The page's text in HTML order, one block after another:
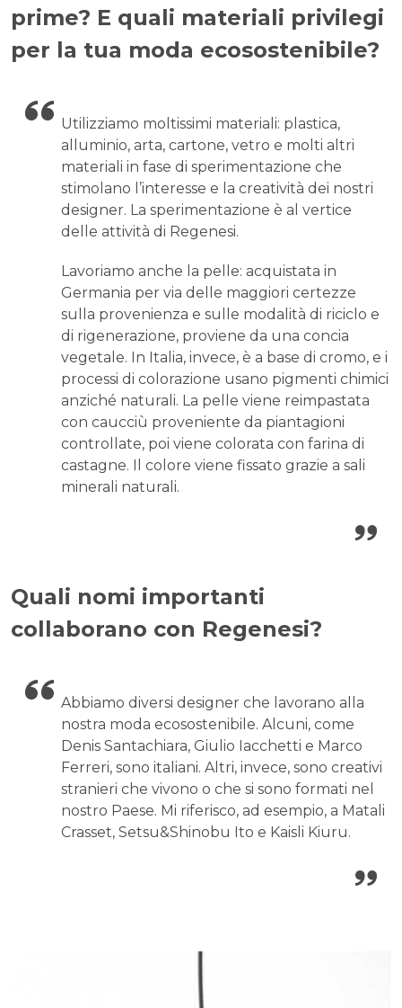
prime? E quali materiali privilegi
per la tua moda ecosostenibile?
Utilizziamo moltissimi materiali: plastica,
alluminio, arta, cartone, vetro e molti altri
materiali in fase di sperimentazione che
stimolano l’interesse e la creatività dei nostri
designer. La sperimentazione è al vertice
delle attività di Regenesi.
Lavoriamo anche la pelle: acquistata in
Germania per via delle maggiori certezze
sulla provenienza e sulle modalità di riciclo e
di rigenerazione, proviene da una concia
vegetale. In Italia, invece, è a base di cromo, e i
processi di colorazione usano pigmenti chimici
anziché naturali. La pelle viene reimpastata
con caucciù proveniente da piantagioni
controllate, poi viene colorata con farina di
castagne. Il colore viene fissato grazie a sali
minerali naturali.
Quali nomi importanti
collaborano con Regenesi?
Abbiamo diversi designer che lavorano alla
nostra moda ecosostenibile. Alcuni, come
Denis Santachiara, Giulio Iacchetti e Marco
Ferreri, sono italiani. Altri, invece, sono creativi
stranieri che vivono o che si sono formati nel
nostro Paese. Mi riferisco, ad esempio, a Matali
Crasset, Setsu&Shinobu Ito e Kaisli Kiuru.